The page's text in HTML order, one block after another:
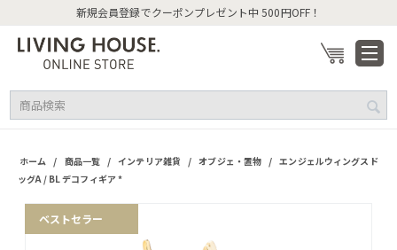
新規会員登録でクーポンプレゼント中 500円OFF！
ホーム / 商品一覧 / インテリア雑貨 / オブジェ・置物 / エンジェルウィングスド
ッグA / BL デコフィギア *
ベストセラー